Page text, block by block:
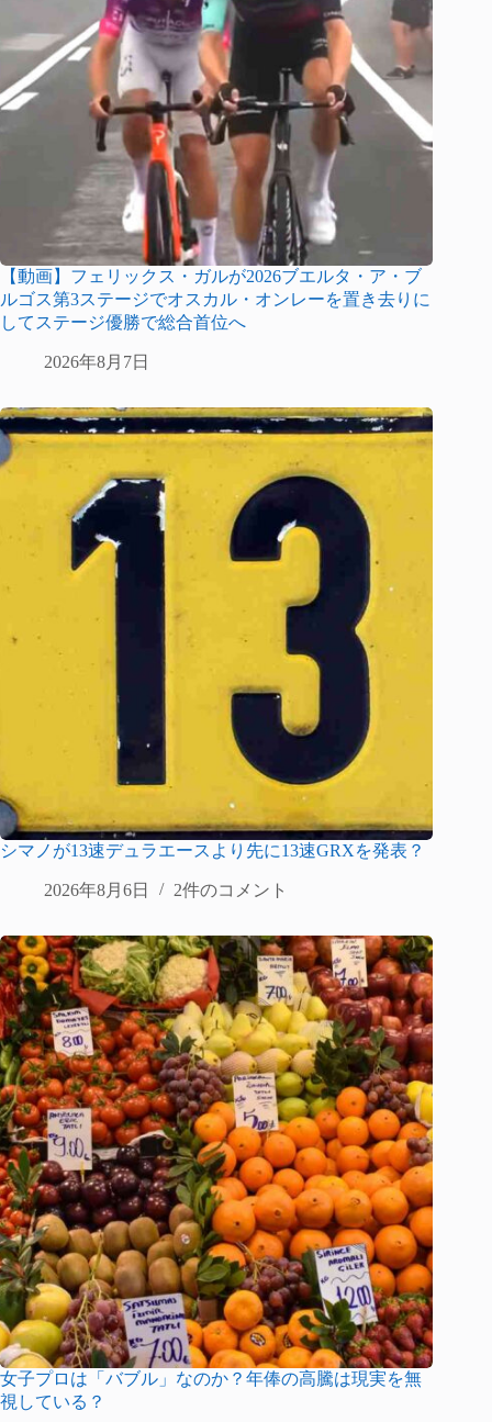
【動画】フェリックス・ガルが2026ブエルタ・ア・ブ
ルゴス第3ステージでオスカル・オンレーを置き去りに
してステージ優勝で総合首位へ
2026年8月7日
シマノが13速デュラエースより先に13速GRXを発表？
2026年8月6日 2件のコメント
女子プロは「バブル」なのか？年俸の高騰は現実を無
視している？